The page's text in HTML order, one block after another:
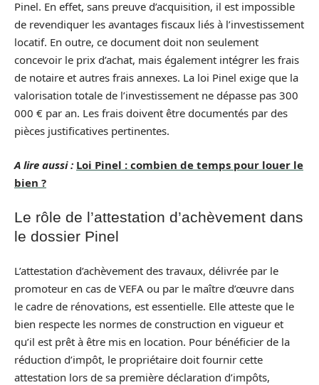
Pinel. En effet, sans preuve d’acquisition, il est impossible
de revendiquer les avantages fiscaux liés à l’investissement
locatif. En outre, ce document doit non seulement
concevoir le prix d’achat, mais également intégrer les frais
de notaire et autres frais annexes. La loi Pinel exige que la
valorisation totale de l’investissement ne dépasse pas 300
000 € par an. Les frais doivent être documentés par des
pièces justificatives pertinentes.
A lire aussi : Loi Pinel : combien de temps pour louer le
bien ?
Le rôle de l’attestation d’achèvement dans
le dossier Pinel
L’attestation d’achèvement des travaux, délivrée par le
promoteur en cas de VEFA ou par le maître d’œuvre dans
le cadre de rénovations, est essentielle. Elle atteste que le
bien respecte les normes de construction en vigueur et
qu’il est prêt à être mis en location. Pour bénéficier de la
réduction d’impôt, le propriétaire doit fournir cette
attestation lors de sa première déclaration d’impôts,